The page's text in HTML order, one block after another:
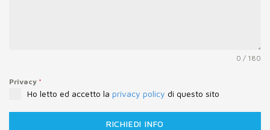
0 / 180
Privacy *
Ho letto ed accetto la privacy policy di questo sito
RICHIEDI INFO